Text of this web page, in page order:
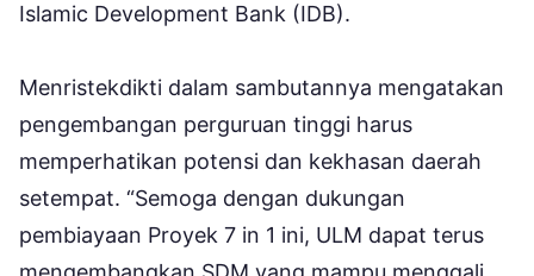
Islamic Development Bank (IDB).
Menristekdikti dalam sambutannya mengatakan
pengembangan perguruan tinggi harus
memperhatikan potensi dan kekhasan daerah
setempat. “Semoga dengan dukungan
pembiayaan Proyek 7 in 1 ini, ULM dapat terus